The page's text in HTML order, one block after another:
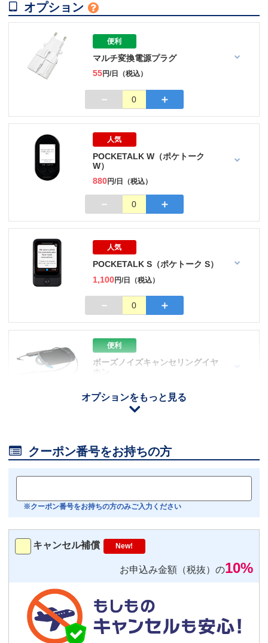
 オプション 
便利
マルチ変換電源プラグ
55円/日（税込）
－ 0 ＋
人気
POCKETALK W（ポケトーク
W）
880円/日（税込）
－ 0 ＋
人気
POCKETALK S（ポケトーク S）
1,100円/日（税込）
－ 0 ＋
オプションをもっと見る
便利
ボーズノイズキャンセリングイヤ
ホン
－
おすすめ
Bluetoothイヤホン対応
トランスミッター
－ 0
気圧コントロール機能付き耳栓
1,540円（税込）/個
 クーポン番号をお持ちの方
※クーポン番号をお持ちの方のみご入力ください
キャンセル補償 New!
お申込み金額（税抜）の10%